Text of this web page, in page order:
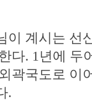
이 계시는 선
다. 1년에 두
곽국도로 이
.